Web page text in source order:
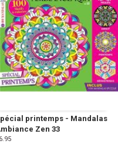
printemps - Mandalas
Zen 33